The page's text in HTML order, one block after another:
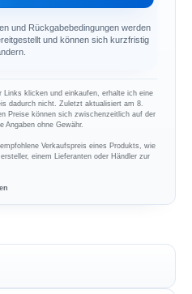
und Rückgabebedingungen werden
und können sich kurzfristig
Links klicken und einkaufen, erhalte ich eine
dadurch nicht. Zuletzt aktualisiert am 8.
Preise können sich zwischenzeitlich auf der
Angaben ohne Gewähr.
Verkaufspreis eines Produkts, wie
einem Lieferanten oder Händler zur